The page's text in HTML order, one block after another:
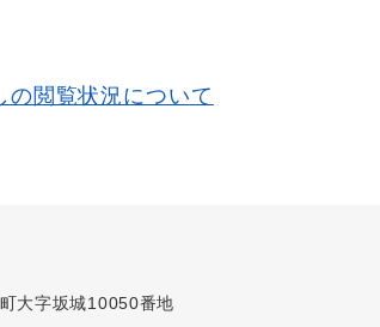
閲覧状況について
大字坂城10050番地